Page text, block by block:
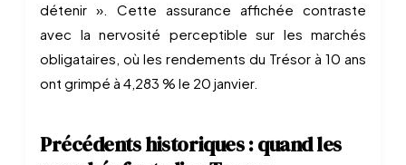
détenir ». Cette assurance affichée contraste
avec la nervosité perceptible sur les marchés
obligataires, où les rendements du Trésor à 10 ans
ont grimpé à 4,283 % le 20 janvier.
Précédents historiques : quand les